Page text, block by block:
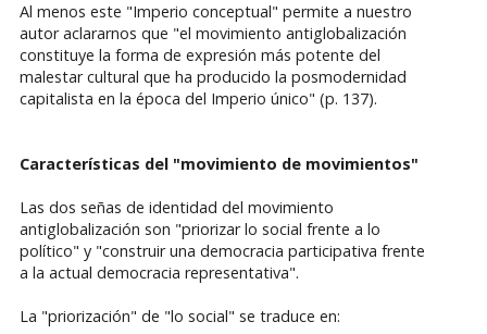
Al menos este "Imperio conceptual" permite a nuestro
autor aclararnos que "el movimiento antiglobalización
constituye la forma de expresión más potente del
malestar cultural que ha producido la posmodernidad
capitalista en la época del Imperio único" (p. 137).
Características del "movimiento de movimientos"
Las dos señas de identidad del movimiento
antiglobalización son "priorizar lo social frente a lo
político" y "construir una democracia participativa frente
a la actual democracia representativa".
La "priorización" de "lo social" se traduce en: